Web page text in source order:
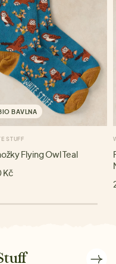
BAVLNA
STUFF
Flying Owl Teal
Kč